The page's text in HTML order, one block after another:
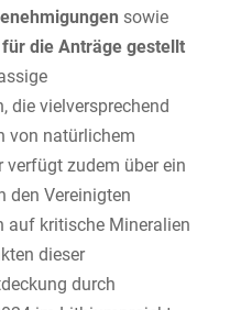
sowie
die Anträge gestellt
die vielversprechend
von natürlichem
zudem über ein
den Vereinigten
auf kritische Mineralien
dieser
durch